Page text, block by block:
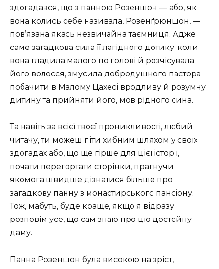
здогадався, що з панною Розеншон — або, як
вона колись себе називала, Розенґрюншон, —
пов’язана якась незвичайна таємниця. Адже
саме загадкова сила її лагідного дотику, коли
вона гладила малого по голові й розчісувала
його волосся, змусила добродушного пастора
побачити в Малому Цахесі вродливу й розумну
дитину та прийняти його, мов рідного сина.
Та навіть за всієї твоєї проникливості, любий
читачу, ти можеш піти хибним шляхом у своїх
здогадах або, що ще гірше для цієї історії,
почати перегортати сторінки, прагнучи
якомога швидше дізнатися більше про
загадкову панну з монастирського пансіону.
Тож, мабуть, буде краще, якщо я відразу
розповім усе, що сам знаю про цю достойну
даму.
Панна Розеншон була високою на зріст,